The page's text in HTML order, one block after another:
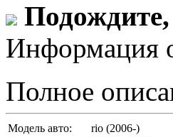
Информация
Полное
Модель авто:
rio (2006-)